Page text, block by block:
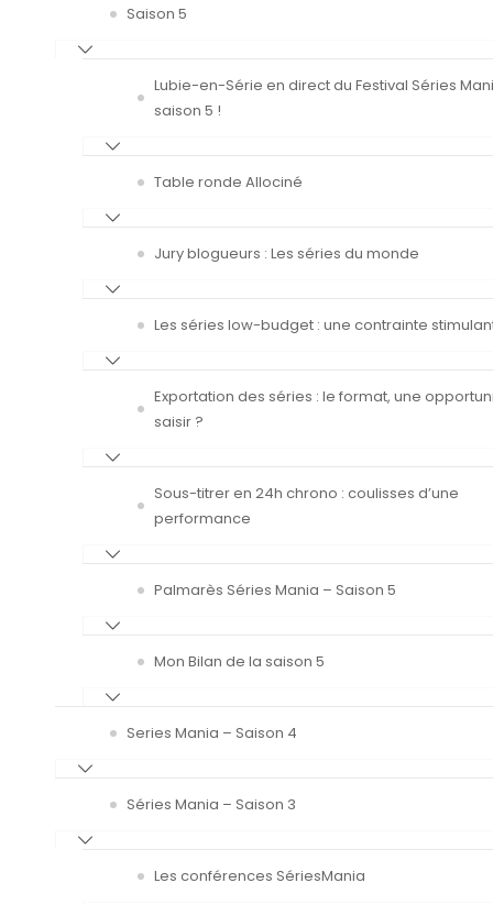
Saison 5
Lubie-en-Série en direct du Festival Séries
saison 5 !
Table ronde Allociné
Jury blogueurs : Les séries du monde
Les séries low-budget : une contrainte
Exportation des séries : le format, une
saisir ?
Sous-titrer en 24h chrono : coulisses d’une
performance
Palmarès Séries Mania – Saison 5
Mon Bilan de la saison 5
Series Mania – Saison 4
Séries Mania – Saison 3
Les conférences SériesMania